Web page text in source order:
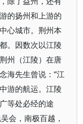
的扬州和上游的
心城市。荆州本
。因数次以江陵
州（江陵）在唐
海先生曾说：“江
游的航运。江陵
等处必经的途
会，南极百越，